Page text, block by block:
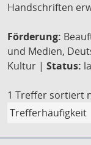
Handschriften
Förderung:
und Medien,
Kultur | Status:
1 Treffer sortiert